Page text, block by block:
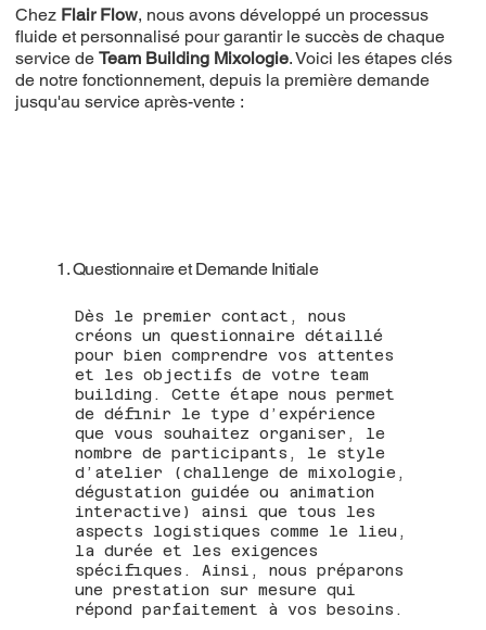
Chez Flair Flow, nous avons développé un processus
fluide et personnalisé pour garantir le succès de chaque
service deTeam Building Mixologie. Voici les étapes clés
de notre fonctionnement, depuis la première demande
jusqu'au service après-vente :
1. Questionnaire et Demande Initiale
Dès le premier contact, nous
créons un questionnaire détaillé
pour bien comprendre vos attentes
et les objectifs de votre team
building. Cette étape nous permet
de définir le type d’expérience
que vous souhaitez organiser, le
nombre de participants, le style
d’atelier (challenge de mixologie,
dégustation guidée ou animation
interactive) ainsi que tous les
aspects logistiques comme le lieu,
la durée et les exigences
spécifiques. Ainsi, nous préparons
une prestation sur mesure qui
répond parfaitement à vos besoins.